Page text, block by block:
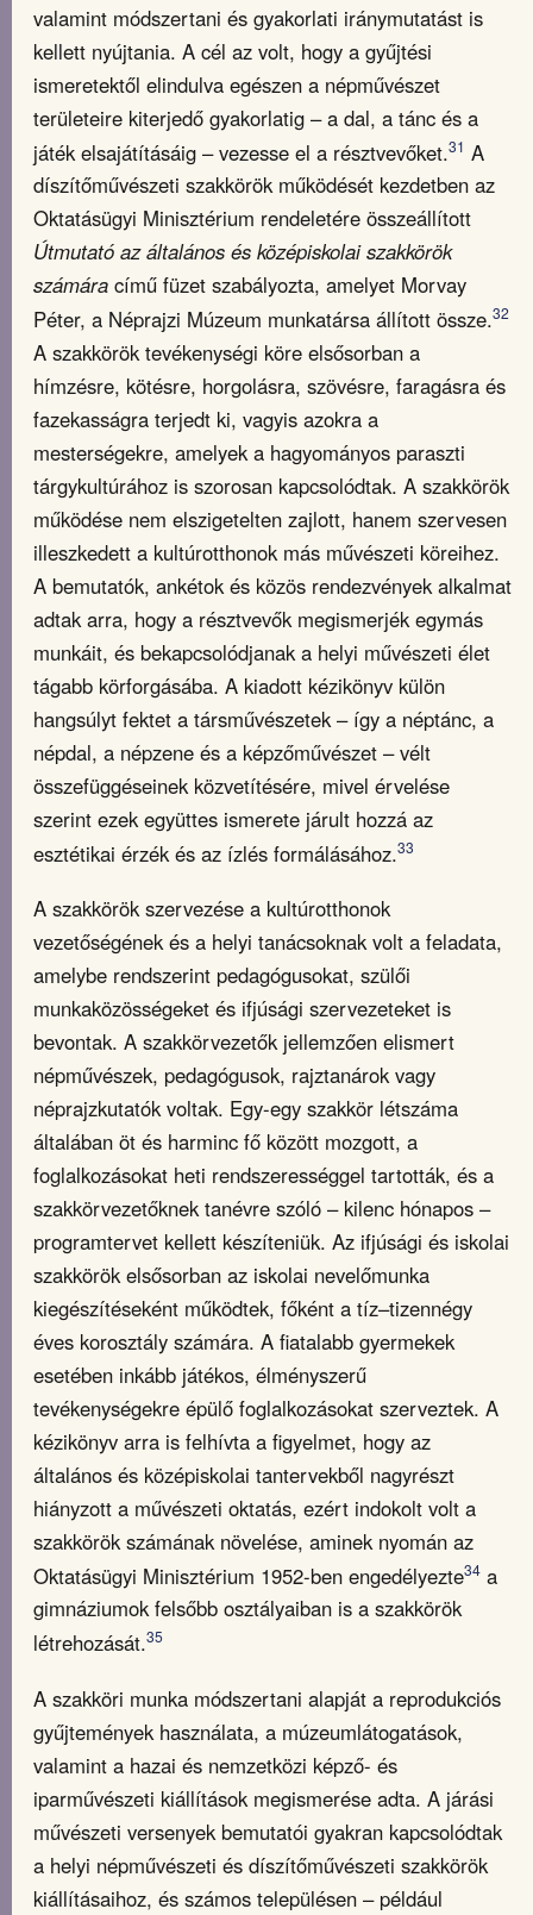
valamint módszertani és gyakorlati iránymutatást is
kellett nyújtania. A cél az volt, hogy a gyűjtési
ismeretektől elindulva egészen a népművészet
területeire kiterjedő gyakorlatig – a dal, a tánc és a
játék elsajátításáig – vezesse el a résztvevőket.31 A
díszítőművészeti szakkörök működését kezdetben az
Oktatásügyi Minisztérium rendeletére összeállított
Útmutató az általános és középiskolai szakkörök
számára című füzet szabályozta, amelyet Morvay
Péter, a Néprajzi Múzeum munkatársa állított össze.32
A szakkörök tevékenységi köre elsősorban a
hímzésre, kötésre, horgolásra, szövésre, faragásra és
fazekasságra terjedt ki, vagyis azokra a
mesterségekre, amelyek a hagyományos paraszti
tárgykultúrához is szorosan kapcsolódtak. A szakkörök
működése nem elszigetelten zajlott, hanem szervesen
illeszkedett a kultúrotthonok más művészeti köreihez.
A bemutatók, ankétok és közös rendezvények alkalmat
adtak arra, hogy a résztvevők megismerjék egymás
munkáit, és bekapcsolódjanak a helyi művészeti élet
tágabb körforgásába. A kiadott kézikönyv külön
hangsúlyt fektet a társművészetek – így a néptánc, a
népdal, a népzene és a képzőművészet – vélt
összefüggéseinek közvetítésére, mivel érvelése
szerint ezek együttes ismerete járult hozzá az
esztétikai érzék és az ízlés formálásához.33
A szakkörök szervezése a kultúrotthonok
vezetőségének és a helyi tanácsoknak volt a feladata,
amelybe rendszerint pedagógusokat, szülői
munkaközösségeket és ifjúsági szervezeteket is
bevontak. A szakkörvezetők jellemzően elismert
népművészek, pedagógusok, rajztanárok vagy
néprajzkutatók voltak. Egy-egy szakkör létszáma
általában öt és harminc fő között mozgott, a
foglalkozásokat heti rendszerességgel tartották, és a
szakkörvezetőknek tanévre szóló – kilenc hónapos –
programtervet kellett készíteniük. Az ifjúsági és iskolai
szakkörök elsősorban az iskolai nevelőmunka
kiegészítéseként működtek, főként a tíz–tizennégy
éves korosztály számára. A fiatalabb gyermekek
esetében inkább játékos, élményszerű
tevékenységekre épülő foglalkozásokat szerveztek. A
kézikönyv arra is felhívta a figyelmet, hogy az
általános és középiskolai tantervekből nagyrészt
hiányzott a művészeti oktatás, ezért indokolt volt a
szakkörök számának növelése, aminek nyomán az
Oktatásügyi Minisztérium 1952-ben engedélyezte34 a
gimnáziumok felsőbb osztályaiban is a szakkörök
létrehozását.35
A szakköri munka módszertani alapját a reprodukciós
gyűjtemények használata, a múzeumlátogatások,
valamint a hazai és nemzetközi képző- és
iparművészeti kiállítások megismerése adta. A járási
művészeti versenyek bemutatói gyakran kapcsolódtak
a helyi népművészeti és díszítőművészeti szakkörök
kiállításaihoz, és számos településen – például